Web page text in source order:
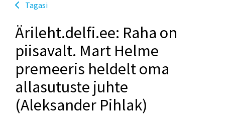
Tagasi
Ärileht.delfi.ee: Raha on
piisavalt. Mart Helme
premeeris heldelt oma
allasutuste juhte
(Aleksander Pihlak)